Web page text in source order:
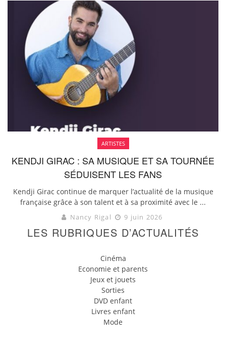
ARTISTES
KENDJI GIRAC : SA MUSIQUE ET SA TOURNÉE
SÉDUISENT LES FANS
Kendji Girac continue de marquer l’actualité de la musique
française grâce à son talent et à sa proximité avec le ...
Nancy Rigal 9 juin 2026
LES RUBRIQUES D’ACTUALITÉS
Cinéma
Economie et parents
Jeux et jouets
Sorties
DVD enfant
Livres enfant
Mode